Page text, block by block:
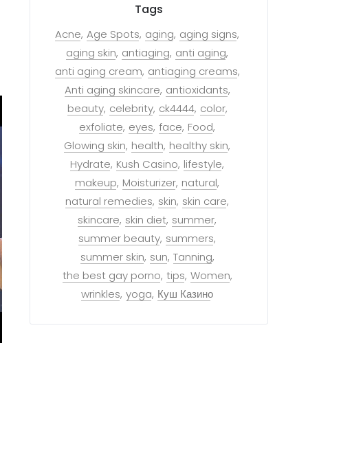
Tags
Acne Age Spots aging aging signs
aging skin antiaging anti aging
anti aging cream antiaging creams
Anti aging skincare antioxidants
beauty celebrity ck4444 color
exfoliate eyes face Food
Glowing skin health healthy skin
Hydrate Kush Casino lifestyle
makeup Moisturizer natural
natural remedies skin skin care
skincare skin diet summer
summer beauty summers
summer skin sun Tanning
the best gay porno tips Women
wrinkles yoga Куш Казино